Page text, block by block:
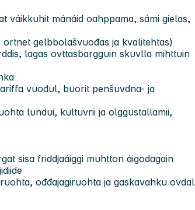
váikkuhit mánáid oahppama, sámi gielas,
ortnet gelbbolašvuođas ja kvalitehtas)
lagas ovttasbargguin skuvlla mihttuin
vuođul, buorit penšuvdna- ja
lundui, kultuvrii ja olggustallamii,
sisa friddjaáiggi muhtton áigodagain
ođđajagiruohta ja gaskavahku ovdal